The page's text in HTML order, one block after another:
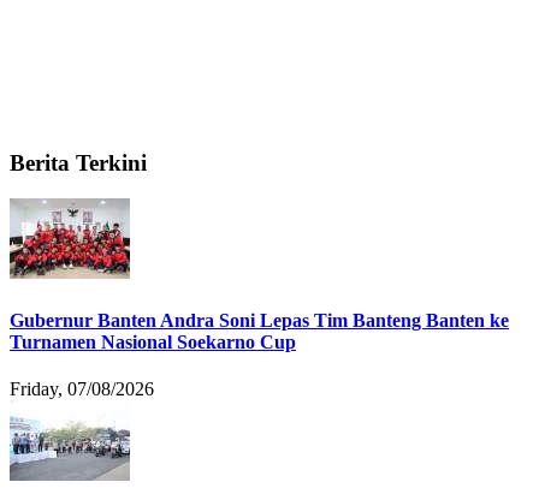
Berita Terkini
Gubernur Banten Andra Soni Lepas Tim Banteng Banten ke
Turnamen Nasional Soekarno Cup
Friday, 07/08/2026